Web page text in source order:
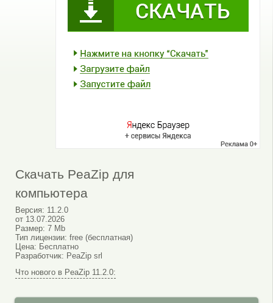
Скачать PeaZip для
компьютера
Версия: 11.2.0
от 13.07.2026
Размер: 7 Mb
Тип лицензии: free (бесплатная)
Цена: Бесплатно
Разработчик: PeaZip srl
Что нового в PeaZip 11.2.0: